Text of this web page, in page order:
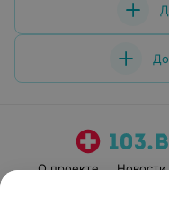
О проекте Новости